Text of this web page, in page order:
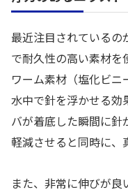
最近注目されているの
で耐久性の高い素材を
ワーム素材（塩化ビニ
水中で針を浮かせる効
バが着底した瞬間に針
軽減させると同時に、
また、非常に伸びが